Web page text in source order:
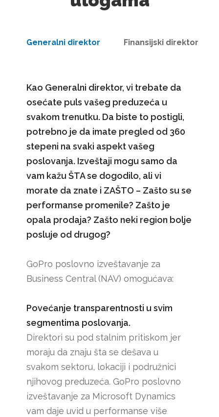
Generalni direktor Finansijski direktor
Kao Generalni direktor, vi trebate da
osećate puls vašeg preduzeća u
svakom trenutku. Da biste to postigli,
potrebno je da imate pregled od 360
stepeni na svaki aspekt vašeg
poslovanja. Izveštaji mogu samo da
vam kažu ŠTA se dogodilo, ali vi
morate da znate i ZAŠTO – Zašto su se
performanse promenile? Zašto je
opala prodaja? Zašto neki region bolje
posluje od drugog?
GoPro poslovno izveštavanje za
Business Central (NAV) omogućava:
Povećanje transparentnosti u svim
segmentima poslovanja.
Direktori su pod stalnim pritiskom jer
moraju da znaju šta se dešava u
svakom sektoru, lokaciji i podružnici
njihovog preduzeća. GoPro poslovno
izveštavanje za Microsoft Dynamics
vam daje uvid u performanse više